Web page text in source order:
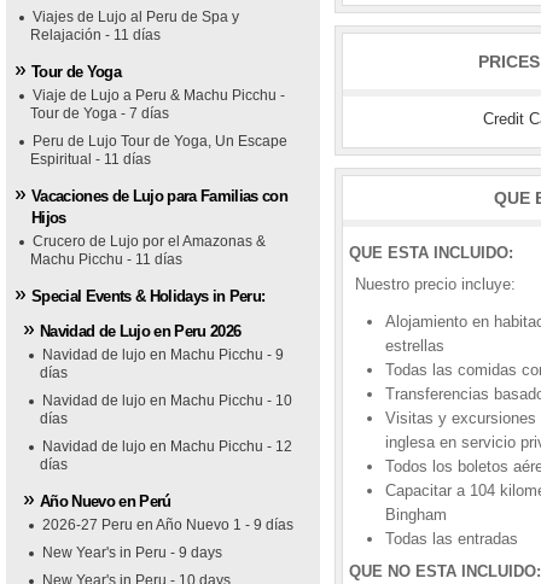
Viajes de Lujo al Peru de Spa y
Relajación - 11 días
Tour de Yoga
Viaje de Lujo a Peru & Machu Picchu -
Tour de Yoga - 7 días
Peru de Lujo Tour de Yoga, Un Escape
Espiritual - 11 días
Vacaciones de Lujo para Familias con
Hijos
Crucero de Lujo por el Amazonas &
Machu Picchu - 11 días
Special Events & Holidays in Peru:
Navidad de Lujo en Peru 2026
Navidad de lujo en Machu Picchu - 9
días
Navidad de lujo en Machu Picchu - 10
días
Navidad de lujo en Machu Picchu - 12
días
Año Nuevo en Perú
2026-27 Peru en Año Nuevo 1 - 9 días
New Year's in Peru - 9 days
New Year's in Peru - 10 days
Credit
QUE
QUE ESTA INCLUIDO:
Nuestro precio incluye:
Alojamiento en
estrellas
Todas las comidas
Transferencias
Visitas y excursiones
inglesa en servicio
Todos los boletos
Capacitar a 104
Bingham
Todas las entradas
QUE NO ESTA INCLUIDO: